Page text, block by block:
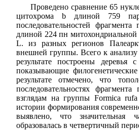
Проведено сравнение 65
цитохрома b длиной 759
последовательностей
длиной 224 пн
L. из разных регионов
внешней группы. Всего к
результате построены деревья
показывающие
результате отмечено, что
последовательностях
взглядам на группы Formica
истории формирования
выявлено, что значительная
образовалась в четвертичный